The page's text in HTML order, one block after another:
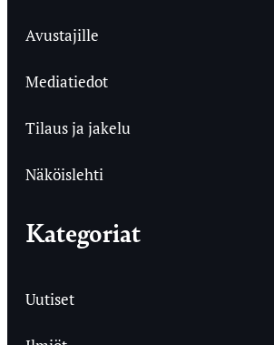
Avustajille
Mediatiedot
Tilaus ja jakelu
Näköislehti
Kategoriat
Uutiset